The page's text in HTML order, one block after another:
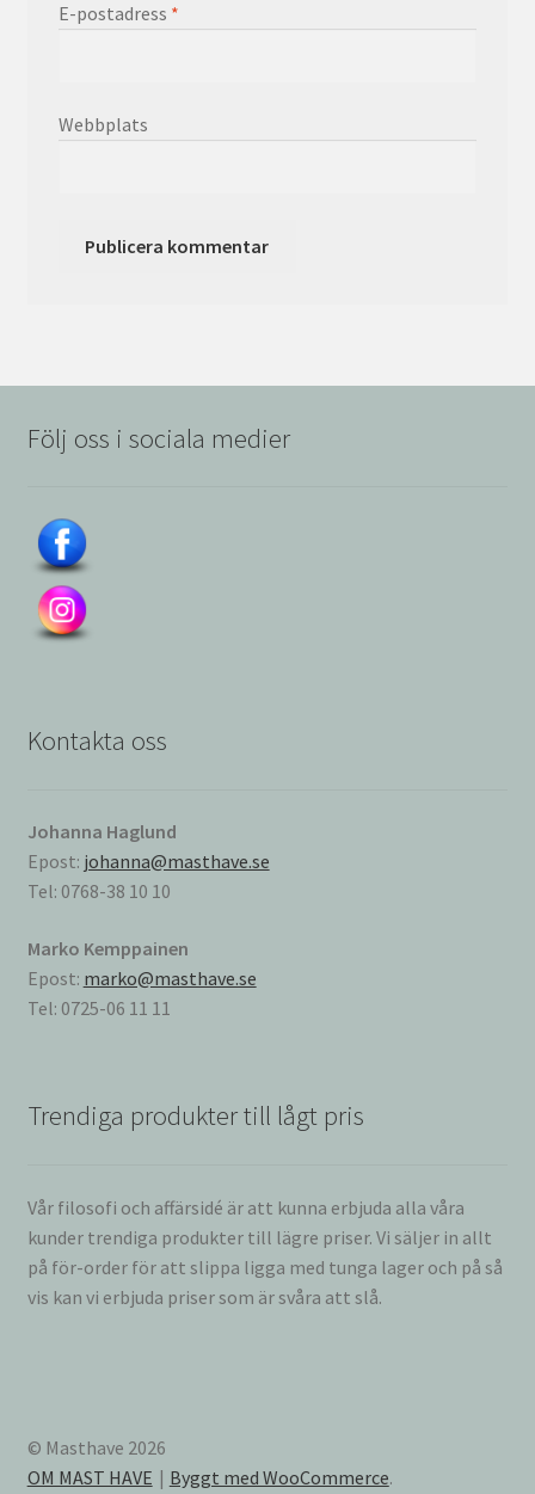
E-postadress *
Webbplats
Följ oss i sociala medier
Kontakta oss
Johanna Haglund
Epost: johanna@masthave.se
Tel: 0768-38 10 10
Marko Kemppainen
Epost: marko@masthave.se
Tel: 0725-06 11 11
Trendiga produkter till lågt pris
Vår filosofi och affärsidé är att kunna erbjuda alla våra
kunder trendiga produkter till lägre priser. Vi säljer in allt
på för-order för att slippa ligga med tunga lager och på så
vis kan vi erbjuda priser som är svåra att slå.
© Masthave 2026
OM MAST HAVE
Byggt med WooCommerce.